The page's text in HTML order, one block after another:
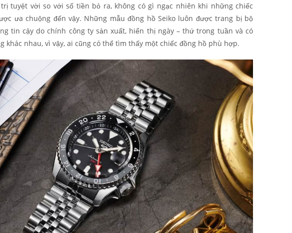
tuyệt vời so với số tiền bỏ ra, không có gì ngạc nhiên khi những chiếc
ưa chuộng đến vậy. Những mẫu đồng hồ Seiko luôn được trang bị bộ
tin cậy do chính công ty sản xuất, hiển thị ngày – thứ trong tuần và có
khác nhau, vì vậy, ai cũng có thể tìm thấy một chiếc đồng hồ phù hợp.